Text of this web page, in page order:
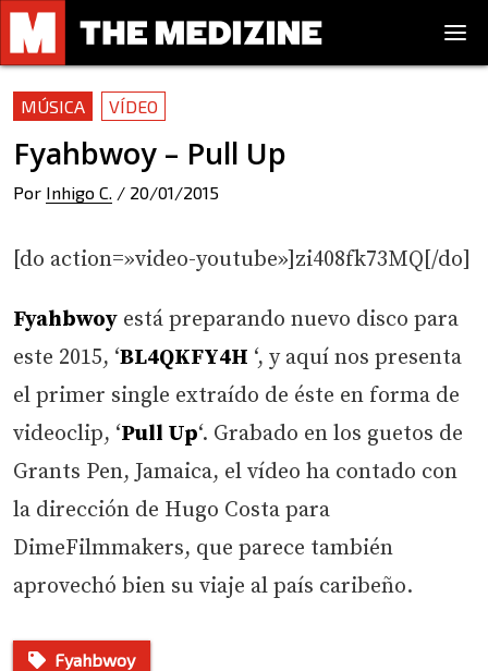
MÚSICA VÍDEO
Fyahbwoy – Pull Up
Por Inhigo C. / 20/01/2015
[do action=»video-youtube»]zi408fk73MQ[/do]
Fyahbwoy está preparando nuevo disco para
este 2015, ‘BL4QKFY4H ‘, y aquí nos presenta
el primer single extraído de éste en forma de
videoclip, ‘Pull Up‘. Grabado en los guetos de
Grants Pen, Jamaica, el vídeo ha contado con
la dirección de Hugo Costa para
DimeFilmmakers, que parece también
aprovechó bien su viaje al país caribeño.
Fyahbwoy